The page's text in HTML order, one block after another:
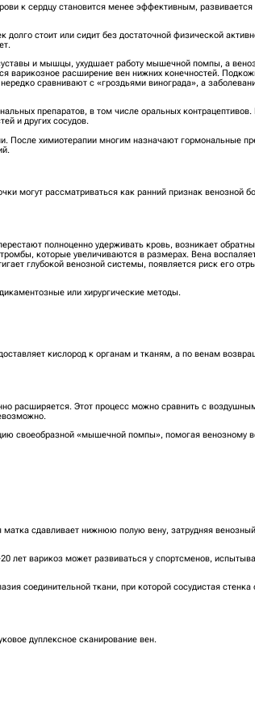
к сердцу становится менее эффективным, развивается
стоит или сидит без достаточной физической
и мышцы, ухудшает работу мышечной помпы, а
варикозное расширение вен нижних конечностей.
сравнивают с «гроздьями винограда», а
препаратов, в том числе оральных
и других сосудов.
После химиотерапии многим назначают гормональные
могут рассматриваться как ранний признак венозной
полноценно удерживать кровь, возникает
которые увеличиваются в размерах. Вена
глубокой венозной системы, появляется риск его
или хирургические методы.
кислород к органам и тканям, а по венам
расширяется. Этот процесс можно сравнить с
своеобразной «мышечной помпы», помогая венозному
сдавливает нижнюю полую вену, затрудняя
лет варикоз может развиваться у спортсменов,
соединительной ткани, при которой сосудистая стенка
дуплексное сканирование вен.